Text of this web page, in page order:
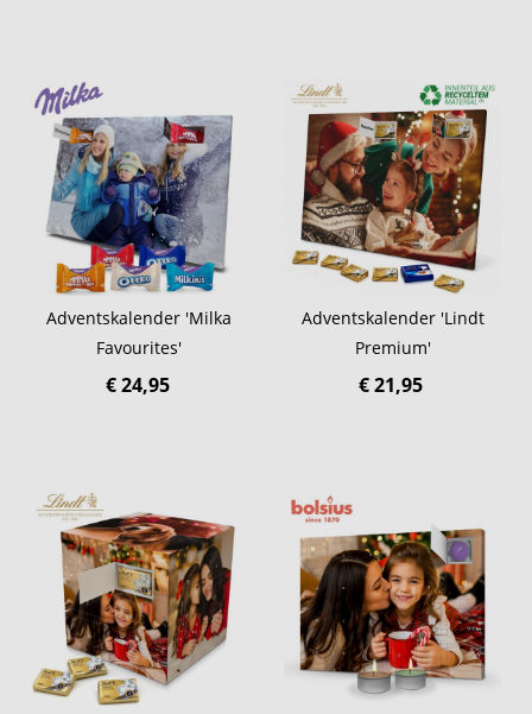
Adventskalender 'Milka
Favourites'
€ 24,95
Adventskalender 'Lindt
Premium'
€ 21,95